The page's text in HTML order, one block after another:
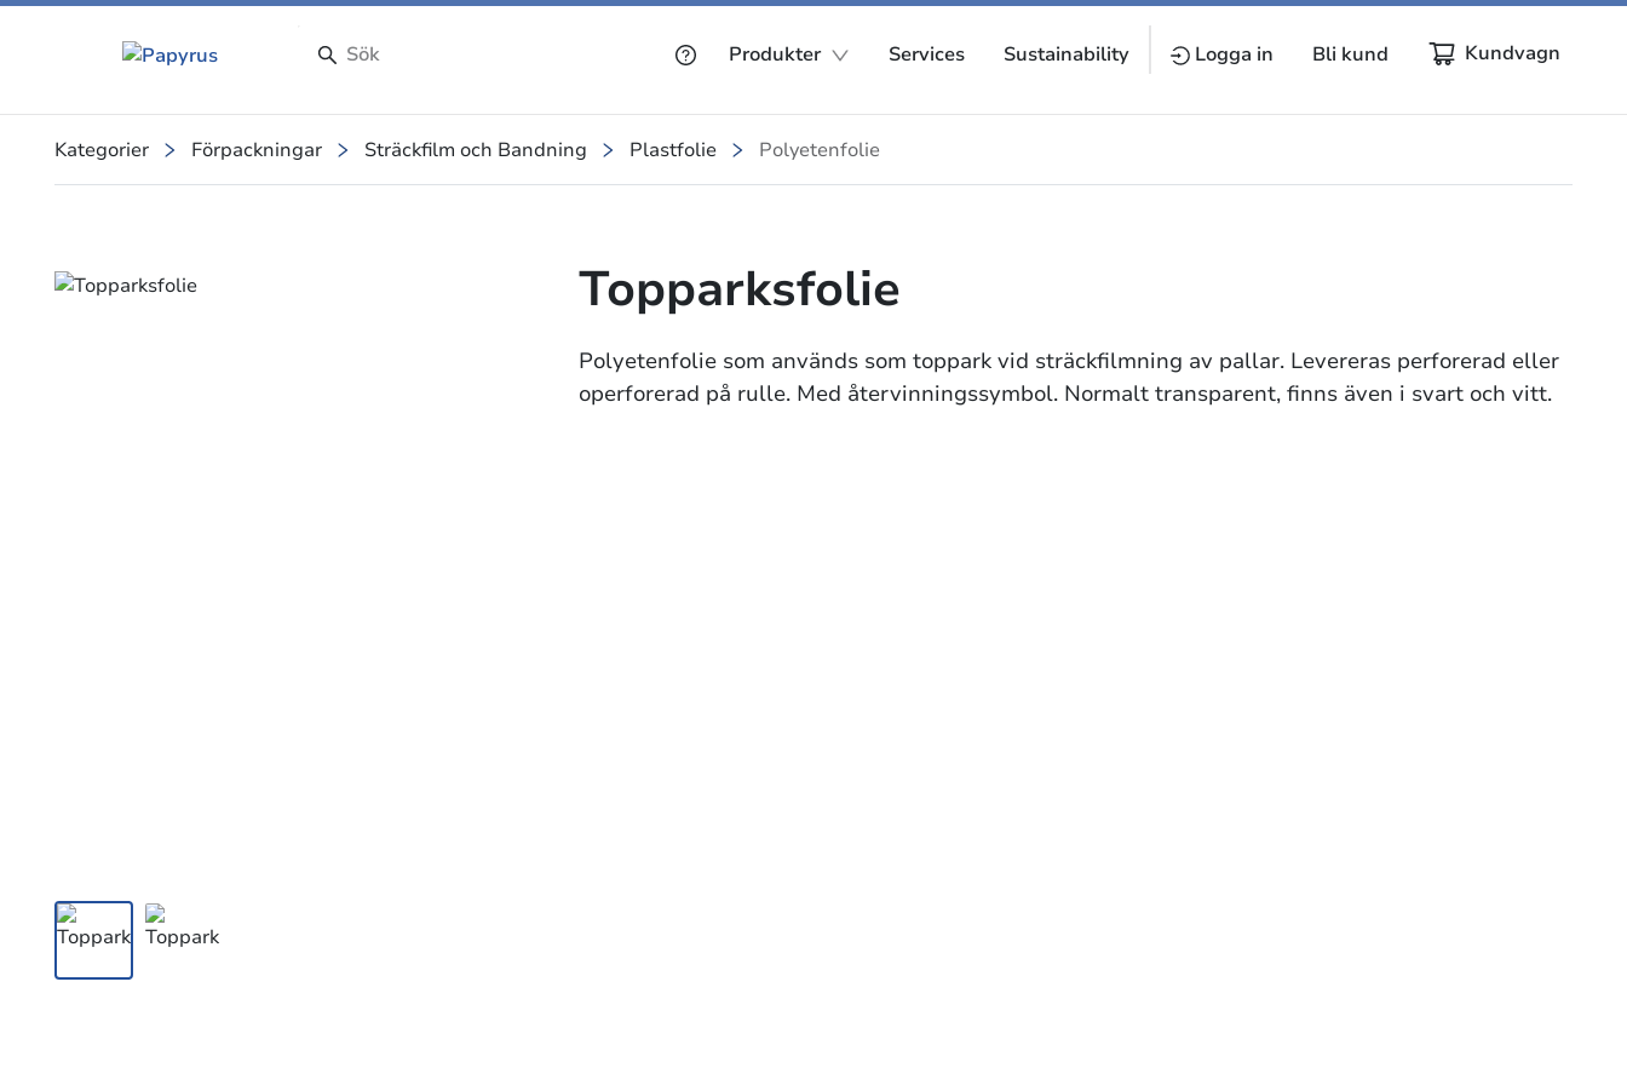
Produkter Services Sustainability Logga in Bli kund Kundvagn
Kategorier Förpackningar Sträckfilm och Bandning Plastfolie Polyetenfolie
Slide 1 of 2 Topparksfolie
Polyetenfolie som används som toppark vid sträckfilmning av pallar. Levereras perforerad eller
operforerad på rulle. Med återvinningssymbol. Normalt transparent, finns även i svart och vitt.